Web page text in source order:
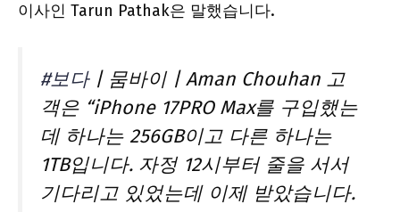
이사인 Tarun Pathak은 말했습니다.
#보다| 뭄바이 | Aman Chouhan 고
객은 “iPhone 17PRO Max를 구입했는
데 하나는 256GB이고 다른 하나는
1TB입니다. 자정 12시부터 줄을 서서
기다리고 있었는데 이제 받았습니다.